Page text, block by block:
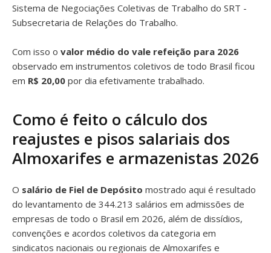
Sistema de Negociações Coletivas de Trabalho do SRT -
Subsecretaria de Relações do Trabalho.
Com isso o valor médio do vale refeição para 2026
observado em instrumentos coletivos de todo Brasil ficou
em R$ 20,00 por dia efetivamente trabalhado.
Como é feito o cálculo dos
reajustes e pisos salariais dos
Almoxarifes e armazenistas 2026
O salário de Fiel de Depósito mostrado aqui é resultado
do levantamento de 344.213 salários em admissões de
empresas de todo o Brasil em 2026, além de dissídios,
convenções e acordos coletivos da categoria em
sindicatos nacionais ou regionais de Almoxarifes e